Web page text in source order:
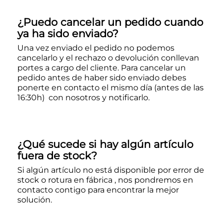
¿Puedo cancelar un pedido cuando
ya ha sido enviado?
Una vez enviado el pedido no podemos
cancelarlo y el rechazo o devolución conllevan
portes a cargo del cliente. Para cancelar un
pedido antes de haber sido enviado debes
ponerte en contacto el mismo día (antes de las
16:30h) con nosotros y notificarlo.
¿Qué sucede si hay algún artículo
fuera de stock?
Si algún artículo no está disponible por error de
stock o rotura en fábrica , nos pondremos en
contacto contigo para encontrar la mejor
solución.